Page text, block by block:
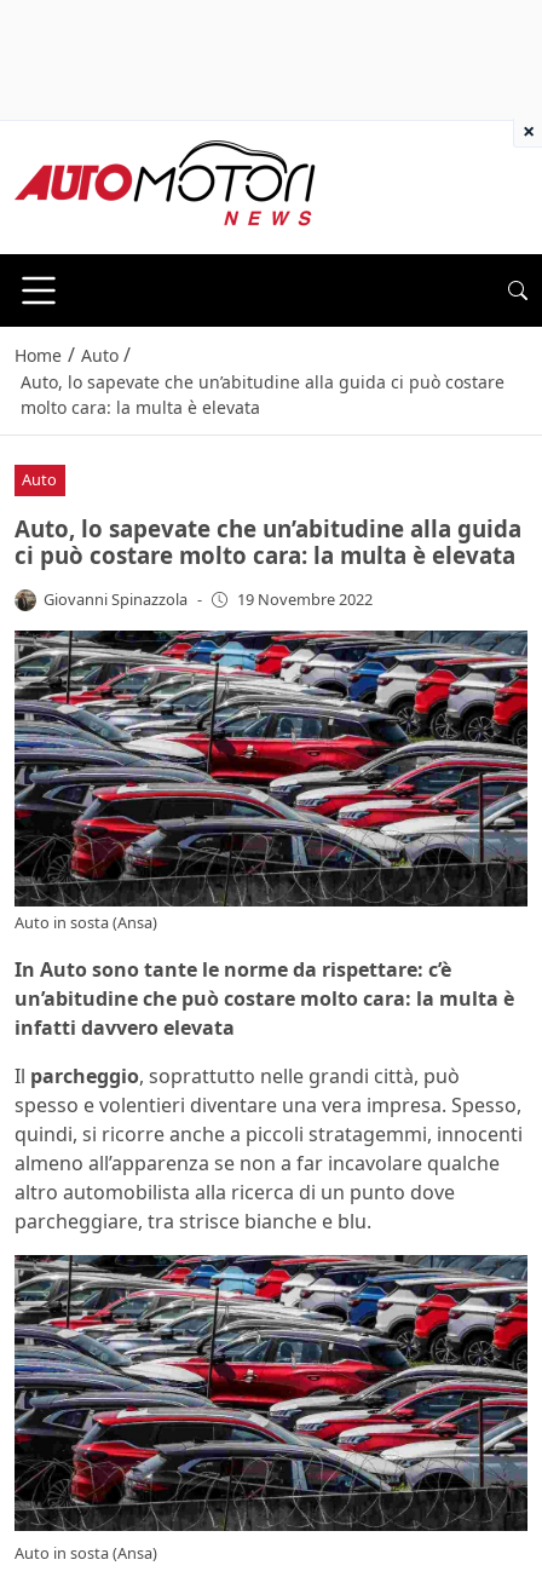
Home / Auto /
Auto, lo sapevate che un’abitudine alla guida ci può costare
molto cara: la multa è elevata
Auto
Auto, lo sapevate che un’abitudine alla guida
ci può costare molto cara: la multa è elevata
Giovanni Spinazzola - 19 Novembre 2022
Auto in sosta (Ansa)
In Auto sono tante le norme da rispettare: c’è
un’abitudine che può costare molto cara: la multa è
infatti davvero elevata
Il parcheggio, soprattutto nelle grandi città, può
spesso e volentieri diventare una vera impresa. Spesso,
quindi, si ricorre anche a piccoli stratagemmi, innocenti
almeno all’apparenza se non a far incavolare qualche
altro automobilista alla ricerca di un punto dove
parcheggiare, tra strisce bianche e blu.
Auto in sosta (Ansa)
×